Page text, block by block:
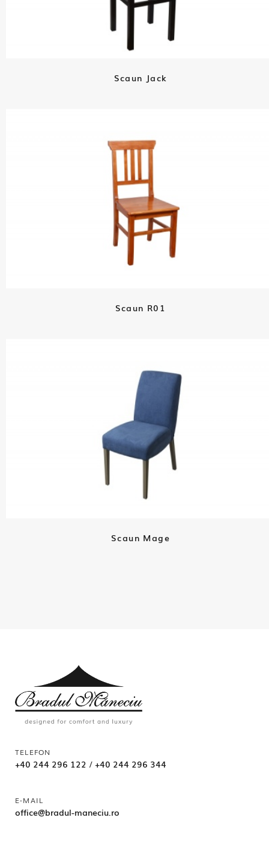
Scaun Jack
Scaun R01
Scaun Mage
TELEFON
+40 244 296 122 / +40 244 296 344
E-MAIL
office@bradul-maneciu.ro